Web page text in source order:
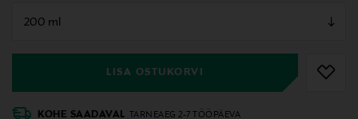
LISA OSTUKORVI
KOHE SAADAVAL TARNEAEG 2-7 TÖÖPÄEVA